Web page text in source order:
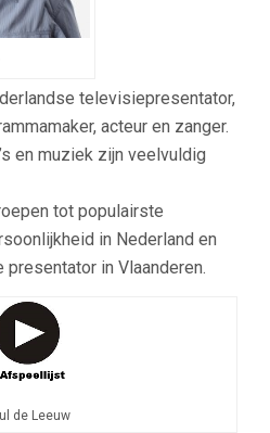
televisiepresentator,
acteur en zanger.
en muziek zijn veelvuldig
tot populairste
in Nederland en
in Vlaanderen.
de Leeuw